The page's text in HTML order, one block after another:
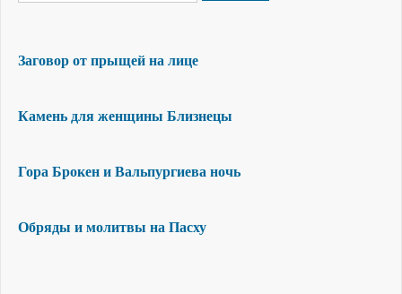
Заговор от прыщей на лице
Камень для женщины Близнецы
Гора Брокен и Вальпургиева ночь
Обряды и молитвы на Пасху